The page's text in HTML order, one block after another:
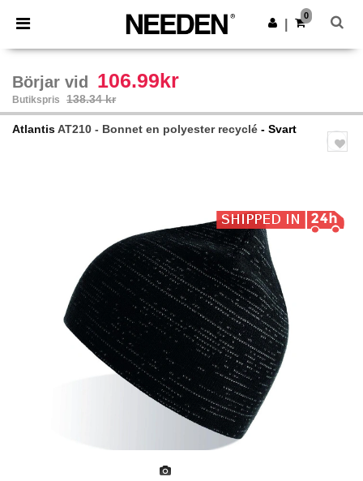
× Needen-app
Bättre priser i appen!
Hämta app
0
Börjar vid 106.99kr
Butikspris 138.34 kr
AtlantisAT210 - Bonnet en polyester recyclé - Svart